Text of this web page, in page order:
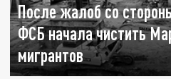
После жалоб со
ФСБ начала чистить
мигрантов